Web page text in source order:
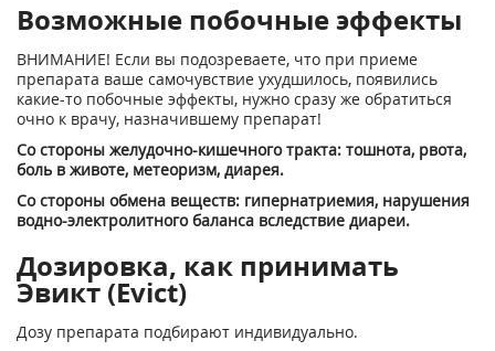
Возможные побочные эффекты
ВНИМАНИЕ! Если вы подозреваете, что при приеме
препарата ваше самочувствие ухудшилось, появились
какие-то побочные эффекты, нужно сразу же обратиться
очно к врачу, назначившему препарат!
Со стороны желудочно-кишечного тракта: тошнота, рвота,
боль в животе, метеоризм, диарея.
Со стороны обмена веществ: гипернатриемия, нарушения
водно-электролитного баланса вследствие диареи.
Дозировка, как принимать
Эвикт (Evict)
Дозу препарата подбирают индивидуально.